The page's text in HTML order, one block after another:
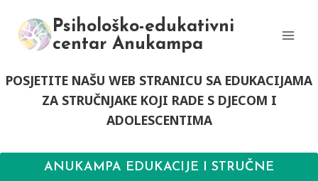
content
Psihološko-edukativni
centar Anukampa
POSJETITE NAŠU WEB STRANICU SA EDUKACIJAMA
ZA STRUČNJAKE KOJI RADE S DJECOM I
ADOLESCENTIMA
ANUKAMPA EDUKACIJE I STRUČNE